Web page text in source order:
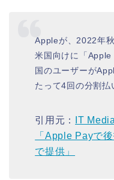
Appleが、2022年
米国向けに「
国のユーザーが
たって4回の分割払
引用元：
IT
「Apple Payで
で提供」